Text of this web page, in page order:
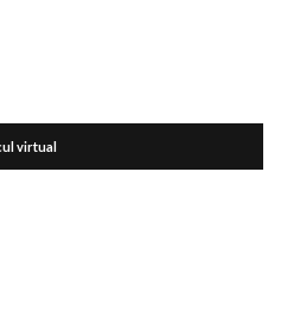
virtual